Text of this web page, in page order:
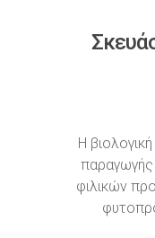
Η
παραγωγής
φιλικών